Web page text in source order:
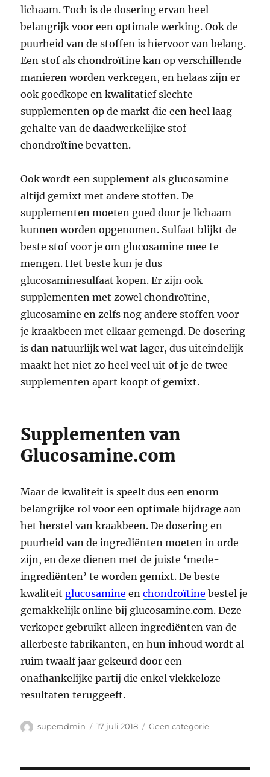
lichaam. Toch is de dosering ervan heel
belangrijk voor een optimale werking. Ook de
puurheid van de stoffen is hiervoor van belang.
Een stof als chondroïtine kan op verschillende
manieren worden verkregen, en helaas zijn er
ook goedkope en kwalitatief slechte
supplementen op de markt die een heel laag
gehalte van de daadwerkelijke stof
chondroïtine bevatten.
Ook wordt een supplement als glucosamine
altijd gemixt met andere stoffen. De
supplementen moeten goed door je lichaam
kunnen worden opgenomen. Sulfaat blijkt de
beste stof voor je om glucosamine mee te
mengen. Het beste kun je dus
glucosaminesulfaat kopen. Er zijn ook
supplementen met zowel chondroïtine,
glucosamine en zelfs nog andere stoffen voor
je kraakbeen met elkaar gemengd. De dosering
is dan natuurlijk wel wat lager, dus uiteindelijk
maakt het niet zo heel veel uit of je de twee
supplementen apart koopt of gemixt.
Supplementen van
Glucosamine.com
Maar de kwaliteit is speelt dus een enorm
belangrijke rol voor een optimale bijdrage aan
het herstel van kraakbeen. De dosering en
puurheid van de ingrediënten moeten in orde
zijn, en deze dienen met de juiste ‘mede-
ingrediënten’ te worden gemixt. De beste
kwaliteit glucosamine enchondroïtine bestel je
gemakkelijk online bij glucosamine.com. Deze
verkoper gebruikt alleen ingrediënten van de
allerbeste fabrikanten, en hun inhoud wordt al
ruim twaalf jaar gekeurd door een
onafhankelijke partij die enkel vlekkeloze
resultaten teruggeeft.
Auteur
superadmin
Geplaatst
17 juli 2018 Categorieën
Geen categorie